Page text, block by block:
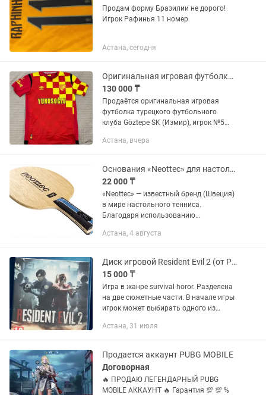
Продам форму Бразилии не дорого!
Игрок Рафинья 11 номер
Астана, сегодня
Оригинальная игровая футболка Gztepe SK 5 Heli Tito, снята после матча
130 000 ₸
Продаётся оригинальная игровая
футболка турецкого футбольного
клуба Göztepe SK (Измир), игрок №5
Футболка оригинальная, не
Астана, вчера
Основания «Neottec» для настольного тенниса в ассортименте...
22 000 ₸
«Neottec» — известный бренд (Швеция)
в мире настольного тенниса.
Благодаря использованию
основание «Neottec» пользуется
Ассортимент оснований...
Астана, 4 августа
Диск игровой Resident Evil 2 (от PS4)
15 000 ₸
Игра в жанре survival horor. Разделена
на две сюжетные части. В начале игры
игрок может выбирать одного из
проходить первую сюжетную
Астана, 31 июля
Продается аккаунт PUBG MOBILE
Договорная
🔥 ПРОДАЮ ЛЕГЕНДАРНЫЙ PUBG
MOBILE АККАУНТ 🔥 Гарантия 💯 💯 %